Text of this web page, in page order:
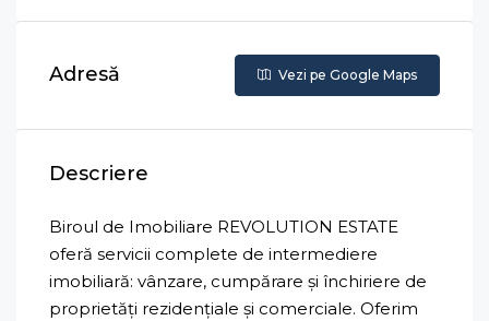
Adresă Vezi pe Google Maps
Descriere
Biroul de Imobiliare REVOLUTION ESTATE
oferă servicii complete de intermediere
imobiliară: vânzare, cumpărare și închiriere de
proprietăți rezidențiale și comerciale. Oferim